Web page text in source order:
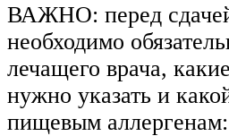
ВАЖНО: перед
необходимо
лечащего врача,
нужно указать и
пищевым